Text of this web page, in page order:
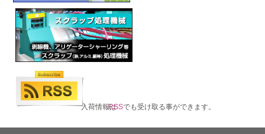
入荷情報はRSSでも受け取る事ができます。